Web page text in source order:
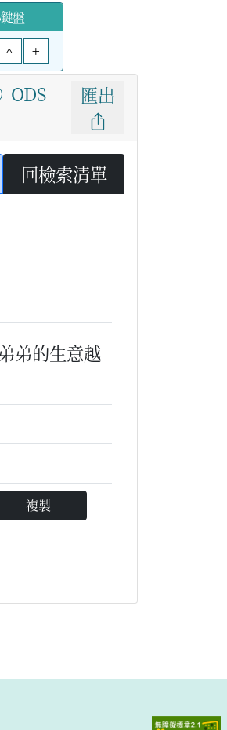
盤
^ +
ODS 匯出
回檢索清單
弟弟的生意越
複製